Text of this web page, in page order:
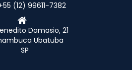
(12) 99611-7382
Damasio, 21
Ubatuba
SP